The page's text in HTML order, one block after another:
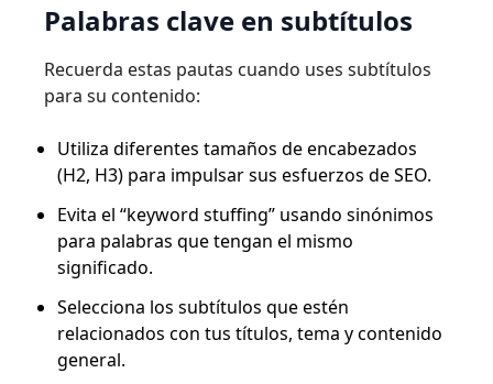
Palabras clave en subtítulos
Recuerda estas pautas cuando uses subtítulos
para su contenido:
Utiliza diferentes tamaños de encabezados
(H2, H3) para impulsar sus esfuerzos de SEO.
Evita el “keyword stuffing” usando sinónimos
para palabras que tengan el mismo
significado.
Selecciona los subtítulos que estén
relacionados con tus títulos, tema y contenido
general.